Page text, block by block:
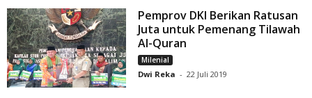
Pemprov DKI Berikan Ratusan
Juta untuk Pemenang Tilawah
Al-Quran
Milenial
Dwi Reka - 22 Juli 2019